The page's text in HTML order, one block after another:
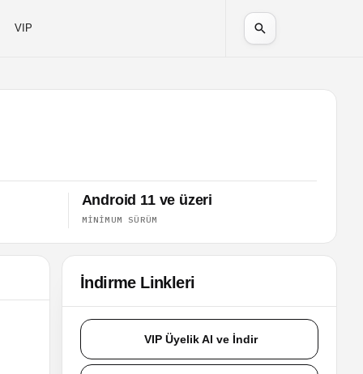
VIP
Android 11 ve üzeri
MINIMUM SÜRÜM
İndirme Linkleri
VIP Üyelik Al ve İndir